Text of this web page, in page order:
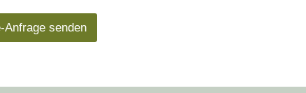
Anfrage senden